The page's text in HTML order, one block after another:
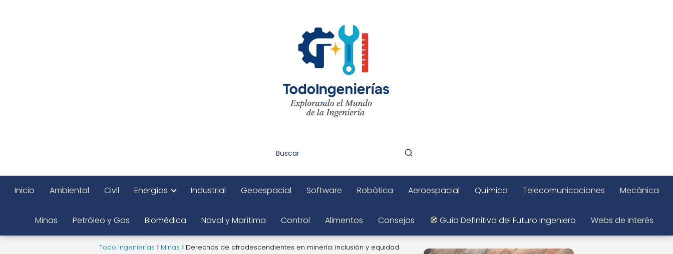
Inicio Ambiental Civil Energías Industrial Geoespacial Software Robótica Aeroespacial Química Telecomunicaciones Mecánica
Minas Petróleo y Gas Biomédica Naval y Marítima Control Alimentos Consejos 🧭 Guía Definitiva del Futuro Ingeniero Webs de Interés
Todo Ingenierías Minas Derechos de afrodescendientes en minería: inclusión y equidad